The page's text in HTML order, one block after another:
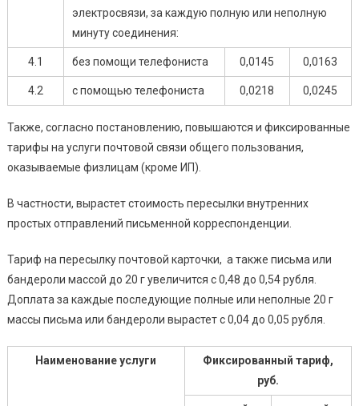
электросвязи, за каждую полную или неполную
минуту соединения:
4.1 без помощи телефониста 0,0145 0,0163
4.2 с помощью телефониста 0,0218 0,0245
Также, согласно постановлению, повышаются и фиксированные
тарифы на услуги почтовой связи общего пользования,
оказываемые физлицам (кроме ИП).
В частности, вырастет стоимость пересылки внутренних
простых отправлений письменной корреспонденции.
Тариф на пересылку почтовой карточки, а также письма или
бандероли массой до 20 г увеличится с 0,48 до 0,54 рубля.
Доплата за каждые последующие полные или неполные 20 г
массы письма или бандероли вырастет с 0,04 до 0,05 рубля.
Наименование услуги
Фиксированный тариф,
руб.